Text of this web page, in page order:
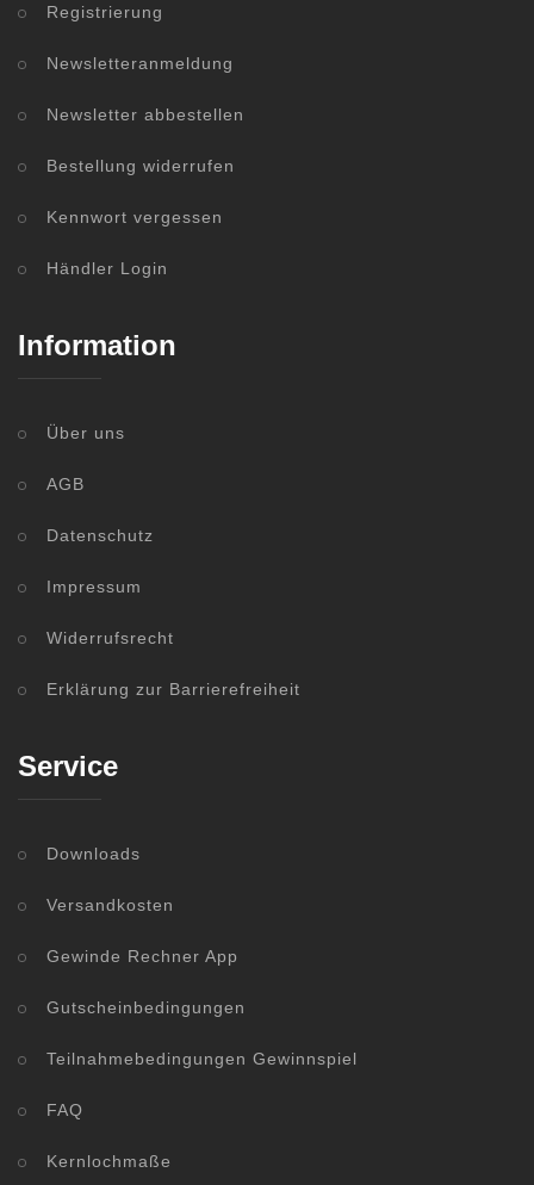
Registrierung
Newsletteranmeldung
Newsletter abbestellen
Bestellung widerrufen
Kennwort vergessen
Händler Login
Information
Über uns
AGB
Datenschutz
Impressum
Widerrufsrecht
Erklärung zur Barrierefreiheit
Service
Downloads
Versandkosten
Gewinde Rechner App
Gutscheinbedingungen
Teilnahmebedingungen Gewinnspiel
FAQ
Kernlochmaße